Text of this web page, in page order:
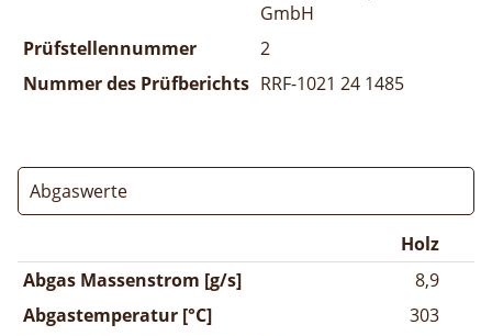
GmbH
Prüfstellennummer
2
Nummer des Prüfberichts RRF-1021 24 1485
Abgaswerte
Holz
Abgas Massenstrom [g/s]
8,9
Abgastemperatur [°C]
303